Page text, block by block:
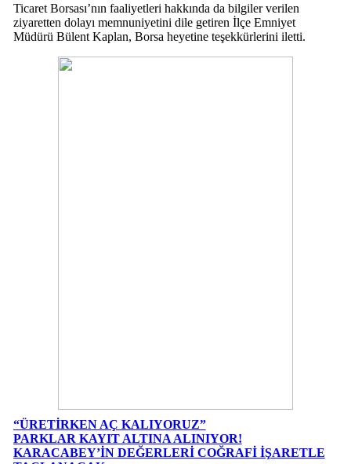
Ticaret Borsası’nın faaliyetleri hakkında da bilgiler verilen
ziyaretten dolayı memnuniyetini dile getiren İlçe Emniyet
Müdürü Bülent Kaplan, Borsa heyetine teşekkürlerini iletti.
“ÜRETİRKEN AÇ KALIYORUZ”
PARKLAR KAYIT ALTINA ALINIYOR!
KARACABEY’İN DEĞERLERİ COĞRAFİ İŞARETLE